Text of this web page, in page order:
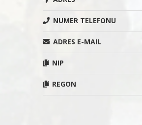
NUMER TELEFONU
ADRES E-MAIL
NIP
REGON